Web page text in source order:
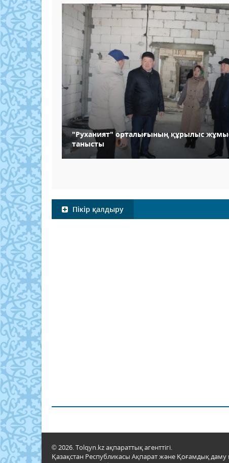
"Руханият" орталығының құрылыс
танысты
Пікір қалдыру
© 2026. Tolqyn.kz ақпараттық агенттігі.
Қазақстан Республикасы Ақпарат және Қоғамдық даму